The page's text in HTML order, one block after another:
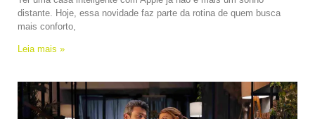
distante. Hoje, essa novidade faz parte da rotina de quem busca
mais conforto,
Leia mais »